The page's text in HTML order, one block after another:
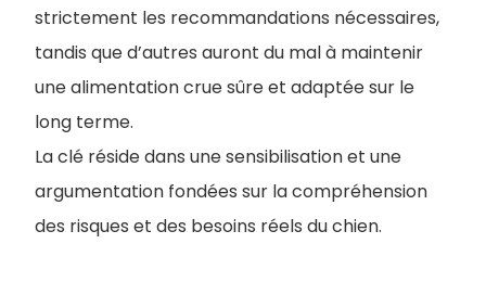
strictement les recommandations nécessaires,
tandis que d’autres auront du mal à maintenir
une alimentation crue sûre et adaptée sur le
long terme.
La clé réside dans une sensibilisation et une
argumentation fondées sur la compréhension
des risques et des besoins réels du chien.